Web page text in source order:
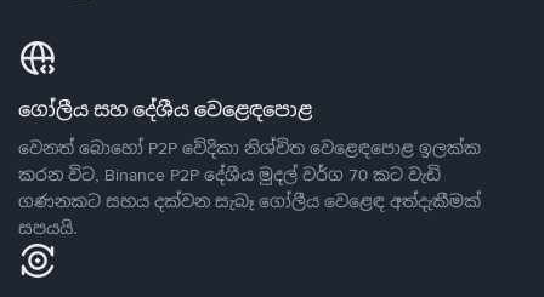
ගෝලීය සහ දේශීය වෙළෙඳපොළ
වෙනත් බොහෝ P2P වේදිකා නිශ්චිත වෙළෙඳපොළ ඉලක්ක
කරන විට, Binance P2P දේශීය මුදල් වර්ග 70 කට වැඩි
ගණනකට සහය දක්වන සැබෑ ගෝලීය වෙළෙඳ අත්දැකීමක්
සපයයි.